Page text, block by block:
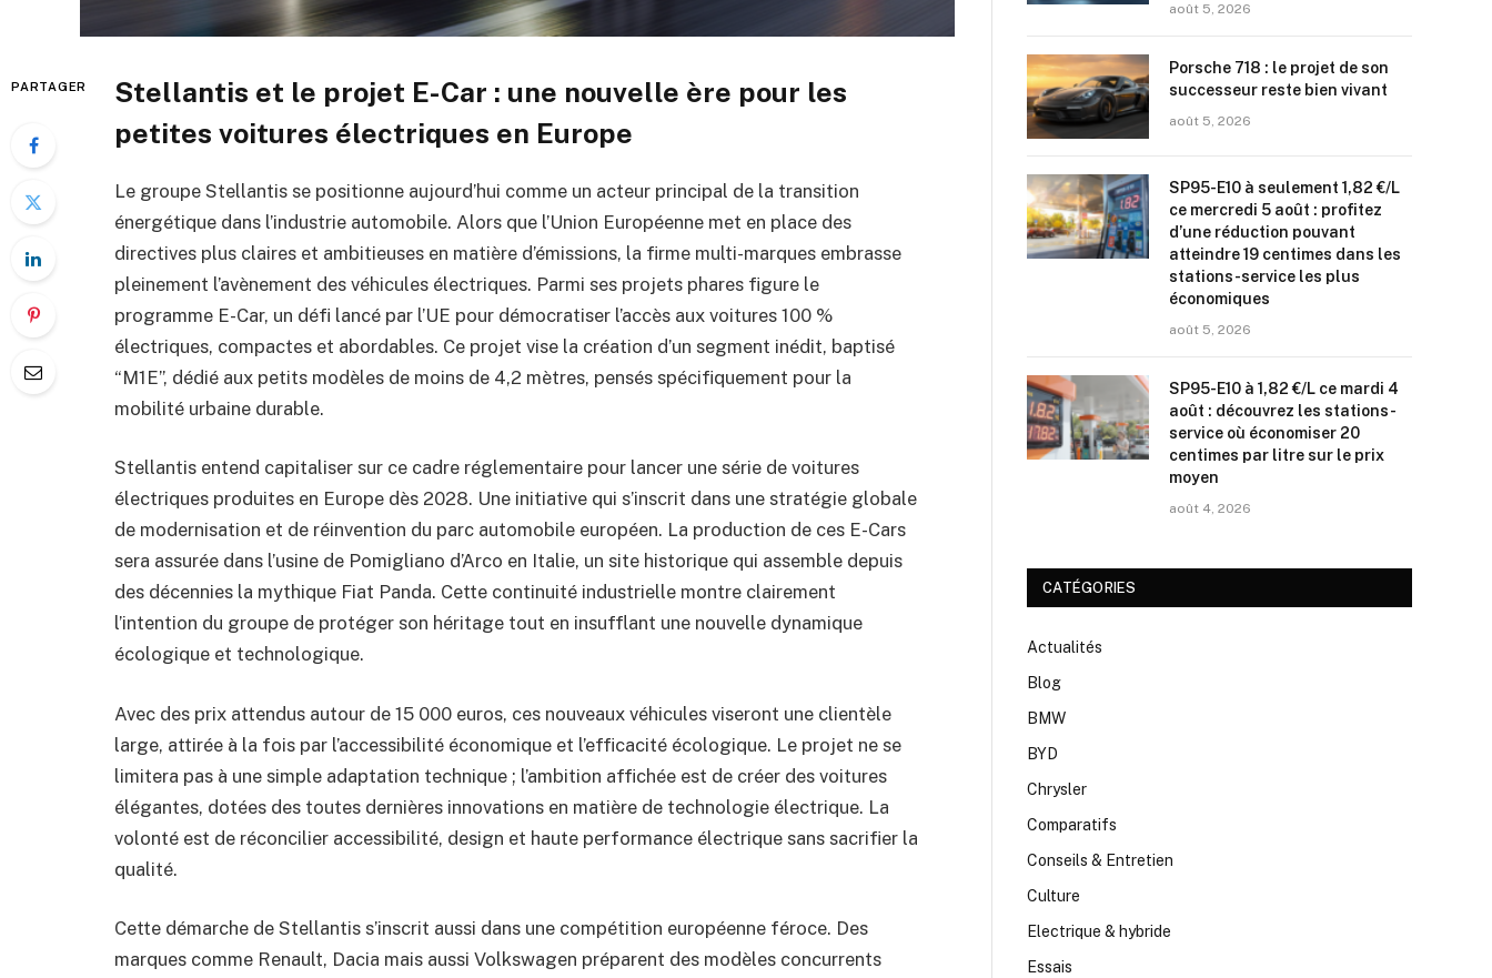
PARTAGER
Stellantis et le projet E-Car : une nouvelle ère pour les
petites voitures électriques en Europe
Le groupe Stellantis se positionne aujourd’hui comme un acteur principal de la transition
énergétique dans l’industrie automobile. Alors que l’Union Européenne met en place des
directives plus claires et ambitieuses en matière d’émissions, la firme multi-marques embrasse
pleinement l’avènement des véhicules électriques. Parmi ses projets phares figure le
programme E-Car, un défi lancé par l’UE pour démocratiser l’accès aux voitures 100 %
électriques, compactes et abordables. Ce projet vise la création d’un segment inédit, baptisé
“M1E”, dédié aux petits modèles de moins de 4,2 mètres, pensés spécifiquement pour la
mobilité urbaine durable.
Stellantis entend capitaliser sur ce cadre réglementaire pour lancer une série de voitures
électriques produites en Europe dès 2028. Une initiative qui s’inscrit dans une stratégie globale
de modernisation et de réinvention du parc automobile européen. La production de ces E-Cars
sera assurée dans l’usine de Pomigliano d’Arco en Italie, un site historique qui assemble depuis
des décennies la mythique Fiat Panda. Cette continuité industrielle montre clairement
l’intention du groupe de protéger son héritage tout en insufflant une nouvelle dynamique
écologique et technologique.
Avec des prix attendus autour de 15 000 euros, ces nouveaux véhicules viseront une clientèle
large, attirée à la fois par l’accessibilité économique et l’efficacité écologique. Le projet ne se
limitera pas à une simple adaptation technique ; l’ambition affichée est de créer des voitures
élégantes, dotées des toutes dernières innovations en matière de technologie électrique. La
volonté est de réconcilier accessibilité, design et haute performance électrique sans sacrifier la
qualité.
Cette démarche de Stellantis s’inscrit aussi dans une compétition européenne féroce. Des
marques comme Renault, Dacia mais aussi Volkswagen préparent des modèles concurrents
août 5, 2026
Porsche 718 : le projet de son
successeur reste bien vivant
août 5, 2026
SP95-E10 à seulement 1,82 €/L
ce mercredi 5 août : profitez
d’une réduction pouvant
atteindre 19 centimes dans les
stations-service les plus
économiques
août 5, 2026
SP95-E10 à 1,82 €/L ce mardi 4
août : découvrez les stations-
service où économiser 20
centimes par litre sur le prix
moyen
août 4, 2026
CATÉGORIES
Actualités
Blog
BMW
BYD
Chrysler
Comparatifs
Conseils & Entretien
Culture
Electrique & hybride
Essais